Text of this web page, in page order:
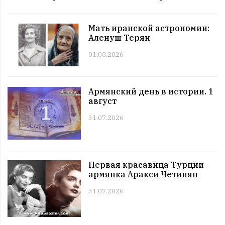
11:00 | 11.07 | 1027
ЗНАМЕНИТОСТИ
Именниники. 11 июль
10:00 | 11.07 | 1002
АРМЯНЕ
Армянский день в истории. 11 июль
Все праздники. 11 июль
08:00 | 11.07 | 986|
ГОРОСКОПЫ
Четверг. 11 июль
12:00 | 10.07 | 1023
Этот день в истории. 10 июль
11:00 | 10.07 | 1010
Именниники. 10 июль
10:00 | 10.07 | 988|
Армянский день в истории. 10 июль
09:00 | 10.07 |
990|
Все праздники. 10 июль
Мать иранской астрономии:
Аленуш Терян
01.08.2026
Армянский день в истории. 1
август
31.07.2026
Первая красавица Турции -
армянка Аракси Четинян
31.07.2026